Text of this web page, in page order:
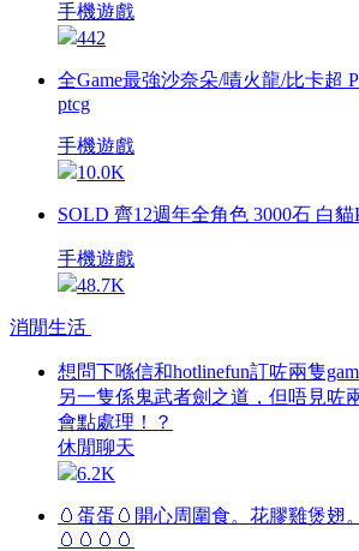
手機遊戲
442
全Game最強沙奈朵/嘖火龍/比卡超
ptcg
手機遊戲
10.0K
SOLD 齊12週年全角色 3000石 白貓
手機遊戲
48.7K
消閒生活
想問下喺信和hotlinefun訂咗兩隻
另一隻係鬼武者劍之道，但唔見咗
會點處理！？
休閒聊天
6.2K
🥚蛋蛋🥚開心周圍食。花膠雞煲翅
🥚🥚🥚🥚